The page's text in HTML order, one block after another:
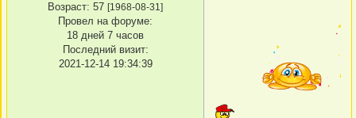
Возраст: 57 [1968-08-31]
Провел на форуме:
18 дней 7 часов
Последний визит:
2021-12-14 19:34:39